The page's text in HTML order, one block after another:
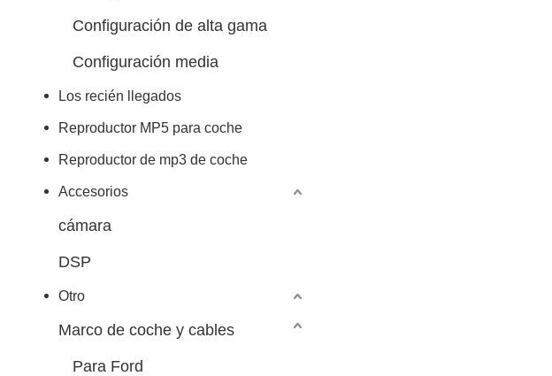
Configuración de alta gama
Configuración media
Los recién llegados
Reproductor MP5 para coche
Reproductor de mp3 de coche
Accesorios
cámara
DSP
Otro
Marco de coche y cables
Para Ford